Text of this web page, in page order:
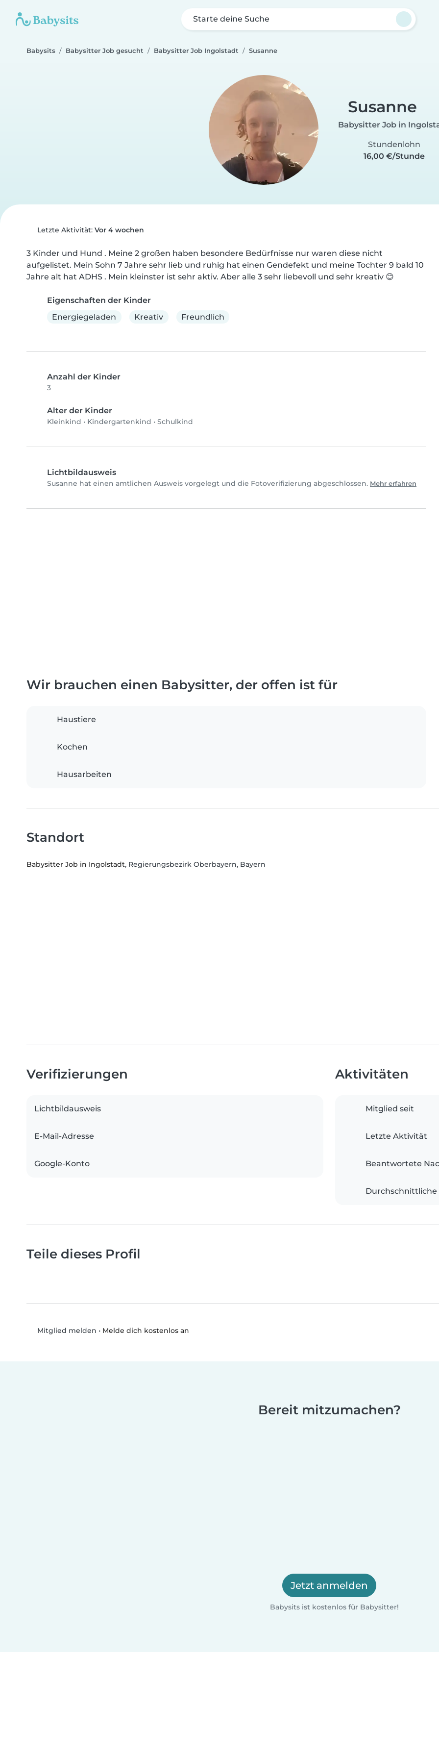
Starte deine Suche
Babysits Babysitter Job gesucht Babysitter Job Ingolstadt Susanne
Susanne
Babysitter Job in
Stundenlohn
16,00 €/Stunde
Letzte Aktivität: Vor 4 wochen
3 Kinder und Hund . Meine 2 großen haben besondere Bedürfnisse nur waren diese nicht
aufgelistet. Mein Sohn 7 Jahre sehr lieb und ruhig hat einen Gendefekt und meine Tochter 9 bald 10
Jahre alt hat ADHS . Mein kleinster ist sehr aktiv. Aber alle 3 sehr liebevoll und sehr kreativ 😊
Eigenschaften der Kinder
Energiegeladen
Kreativ Freundlich
Anzahl der Kinder
3
Alter der Kinder
Kleinkind • Kindergartenkind • Schulkind
Lichtbildausweis
Susanne hat einen amtlichen Ausweis vorgelegt und die Fotoverifizierung abgeschlossen. Mehr erfahren
Wir brauchen einen Babysitter, der offen ist für
Haustiere
Kochen
Hausarbeiten
Standort
Babysitter Job in Ingolstadt, Regierungsbezirk Oberbayern, Bayern
Verifizierungen
Lichtbildausweis
E-Mail-Adresse
Google-Konto
Aktivitäten
Mitglied seit
Letzte Aktivität
Beantwortete
Teile dieses Profil
Mitglied melden • Melde dich kostenlos an
Bereit mitzumachen?
Jetzt anmelden
Babysits ist kostenlos für Babysitter!